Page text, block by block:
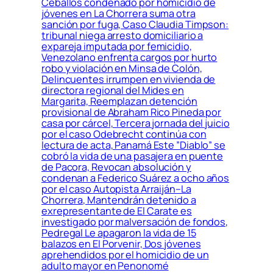
jóvenes en La Chorrera suma otra
sanción por fuga, Caso Claudia Timpson:
tribunal niega arresto domiciliario a
expareja imputada por femicidio,
Venezolano enfrenta cargos por hurto
robo y violación en Minsa de Colón,
Delincuentes irrumpen en vivienda de
directora regional del Mides en
Margarita, Reemplazan detención
provisional de Abraham Rico Pineda por
casa por cárcel, Tercera jornada del juicio
por el caso Odebrecht continúa con
lectura de acta, Panamá Este ”Diablo” se
cobró la vida de una pasajera en puente
de Pacora, Revocan absolución y
condenan a Federico Suárez a ocho años
por el caso Autopista Arraiján–La
Chorrera, Mantendrán detenido a
exrepresentante de El Carate es
investigado por malversación de fondos,
Pedregal Le apagaron la vida de 15
balazos en El Porvenir, Dos jóvenes
aprehendidos por el homicidio de un
adulto mayor en Penonomé